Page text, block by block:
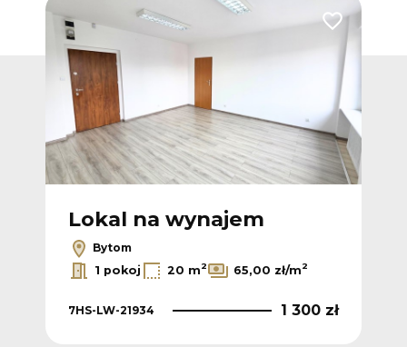
Dodaj do ulubionych Dodaj do
Lokal na wynajem
Bytom
1 pokoj
20 m2 65,00 zł/m2
7HS-LW-21934 1 300 zł